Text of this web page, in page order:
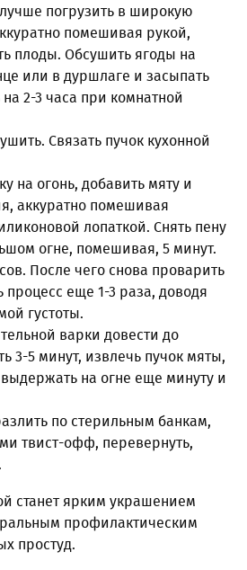
погрузить в широкую
помешивая рукой,
плоды. Обсушить ягоды на
или в дуршлаге и засыпать
2-3 часа при комнатной
Связать пучок кухонной
на огонь, добавить мяту и
аккуратно помешивая
лопаткой. Снять пену
огне, помешивая, 5 минут.
После чего снова проварить
процесс еще 1-3 раза, доводя
густоты.
варки довести до
3-5 минут, извлечь пучок мяты,
на огне еще минуту и
по стерильным банкам,
твист-офф, перевернуть,
станет ярким украшением
профилактическим
простуд.